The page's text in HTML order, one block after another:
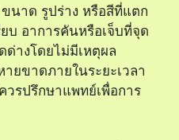
นาด รูปร่าง หรือสีที่แตก
บ อาการคันหรือเจ็บที่จุด
ด่างโดยไม่มีเหตุผล
ยขาดภายในระยะเวลา
รปรึกษาแพทย์เพื่อการ